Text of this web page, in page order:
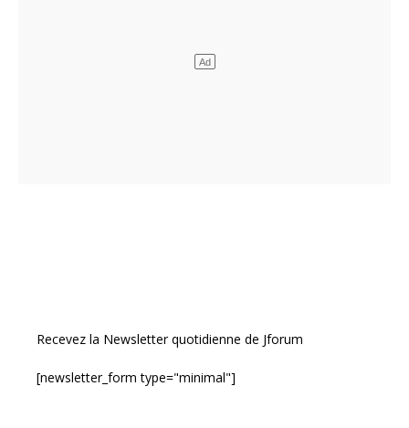
Recevez la Newsletter quotidienne de Jforum
[newsletter_form type="minimal"]